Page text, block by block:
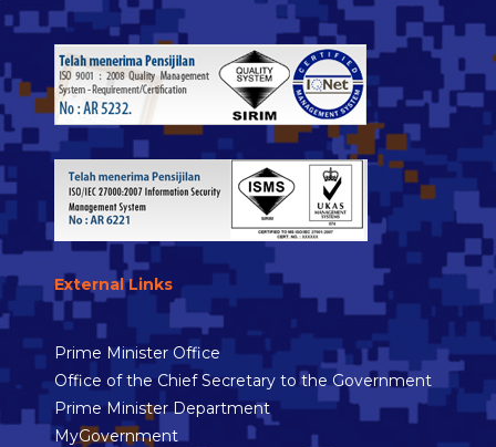
External Links
Prime Minister Office
Office of the Chief Secretary to the Government
Prime Minister Department
MyGovernment